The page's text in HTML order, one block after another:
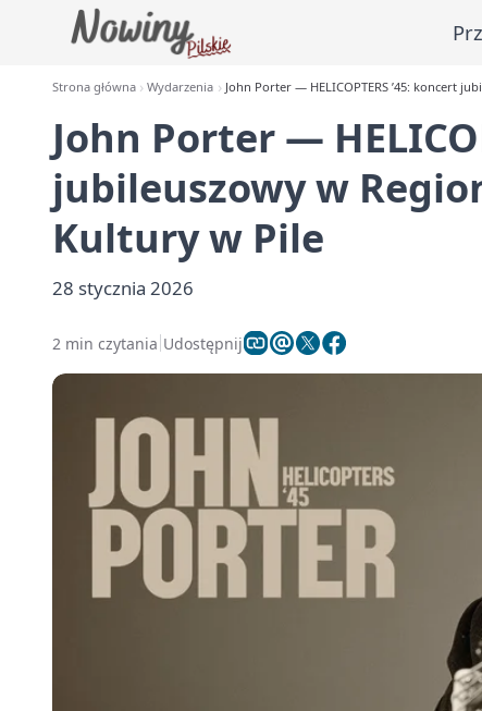
Strona główna Wydarzenia John Porter — HELICOPTERS ’45: koncert
John Porter —
jubileuszowy w
Kultury w Pile
28 stycznia 2026
2 min czytania Udostępnij